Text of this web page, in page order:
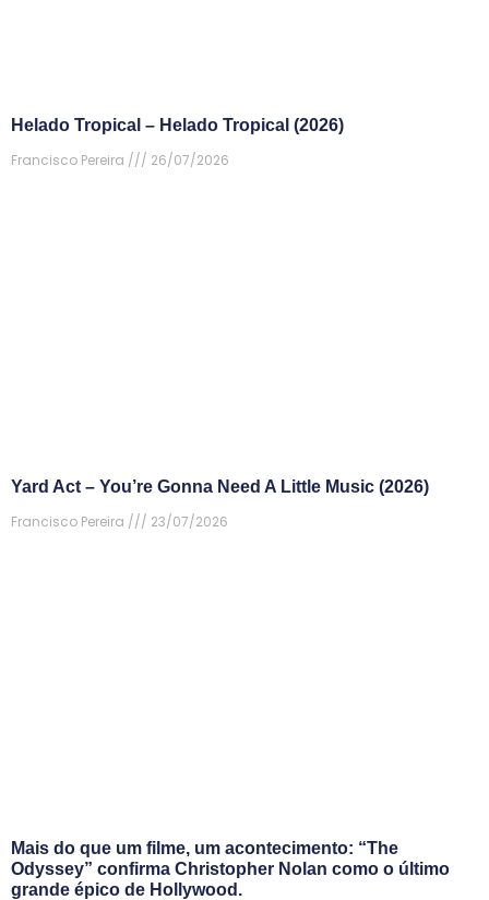
Helado Tropical – Helado Tropical (2026)
Francisco Pereira
26/07/2026
Yard Act – You’re Gonna Need A Little Music (2026)
Francisco Pereira
23/07/2026
Mais do que um filme, um acontecimento: “The
Odyssey” confirma Christopher Nolan como o último
grande épico de Hollywood.